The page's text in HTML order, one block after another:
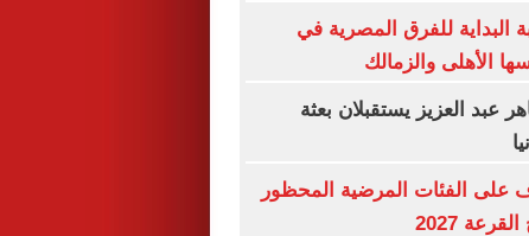
للفرق المصرية في
الأهلى والزمالك
عبد العزيز يستقبلان بعثة
على الفئات المرضية المحظور
2027